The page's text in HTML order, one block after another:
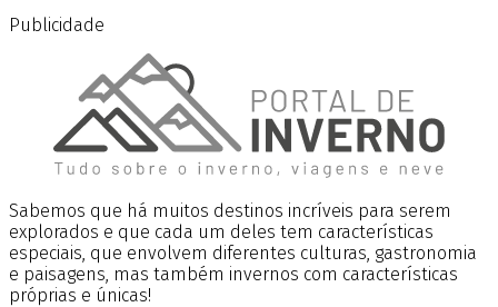
Publicidade
Sabemos que há muitos destinos incríveis para serem
explorados e que cada um deles tem características
especiais, que envolvem diferentes culturas, gastronomia
e paisagens, mas também invernos com características
próprias e únicas!